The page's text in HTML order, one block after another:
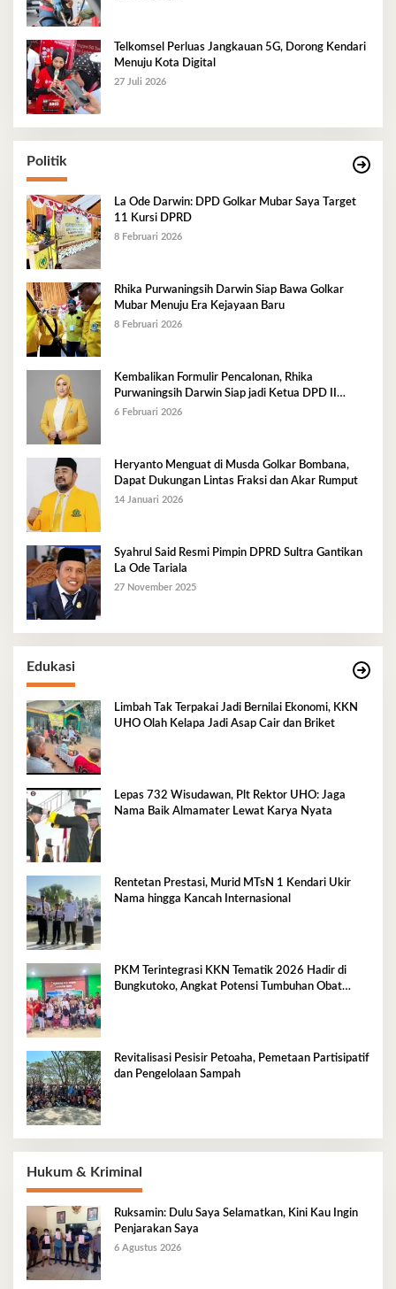
Telkomsel Perluas Jangkauan 5G, Dorong Kendari
Menuju Kota Digital
27 Juli 2026
Politik
La Ode Darwin: DPD Golkar Mubar Saya Target
11 Kursi DPRD
8 Februari 2026
Rhika Purwaningsih Darwin Siap Bawa Golkar
Mubar Menuju Era Kejayaan Baru
8 Februari 2026
Kembalikan Formulir Pencalonan, Rhika
Purwaningsih Darwin Siap jadi Ketua DPD II
Golkar Mubar
6 Februari 2026
Heryanto Menguat di Musda Golkar Bombana,
Dapat Dukungan Lintas Fraksi dan Akar Rumput
14 Januari 2026
Syahrul Said Resmi Pimpin DPRD Sultra Gantikan
La Ode Tariala
27 November 2025
Edukasi
Limbah Tak Terpakai Jadi Bernilai Ekonomi, KKN
UHO Olah Kelapa Jadi Asap Cair dan Briket
Lepas 732 Wisudawan, Plt Rektor UHO: Jaga
Nama Baik Almamater Lewat Karya Nyata
Rentetan Prestasi, Murid MTsN 1 Kendari Ukir
Nama hingga Kancah Internasional
PKM Terintegrasi KKN Tematik 2026 Hadir di
Bungkutoko, Angkat Potensi Tumbuhan Obat
Revitalisasi Pesisir Petoaha, Pemetaan Partisipatif
dan Pengelolaan Sampah
Hukum & Kriminal
Ruksamin: Dulu Saya Selamatkan, Kini Kau Ingin
Penjarakan Saya
6 Agustus 2026